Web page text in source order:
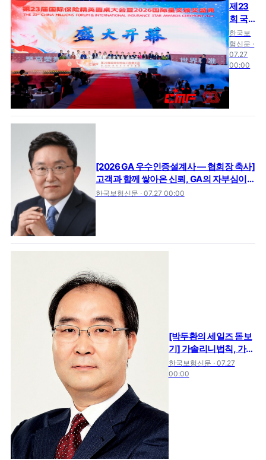
제23
회 국
제보험
정예원
탁대회
(CMF)
한국보
험신문 ·
07.27
00:00
[2026 GA 우수인증설계사 — 협회장 축사]
고객과 함께 쌓아온 신뢰, GA의 자부심이
되다
한국보험신문 · 07.27 00:00
[박두환의 세일즈 돋보
기] 가솔리니법칙, 가치
로 완성하는 세일즈
한국보험신문 · 07.27
00:00